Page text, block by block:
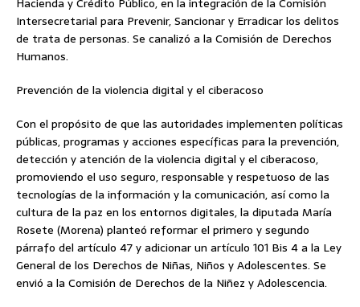
Intersecretarial para Prevenir, Sancionar y Erradicar los delitos
de trata de personas. Se canalizó a la Comisión de Derechos
Humanos.
Prevención de la violencia digital y el ciberacoso
Con el propósito de que las autoridades implementen políticas
públicas, programas y acciones específicas para la prevención,
detección y atención de la violencia digital y el ciberacoso,
promoviendo el uso seguro, responsable y respetuoso de las
tecnologías de la información y la comunicación, así como la
cultura de la paz en los entornos digitales, la diputada María
Rosete (Morena) planteó reformar el primero y segundo
párrafo del artículo 47 y adicionar un artículo 101 Bis 4 a la Ley
General de los Derechos de Niñas, Niños y Adolescentes. Se
envió a la Comisión de Derechos de la Niñez y Adolescencia.